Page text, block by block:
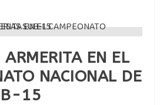
ARMERITA EN EL
NACIONAL DE
15